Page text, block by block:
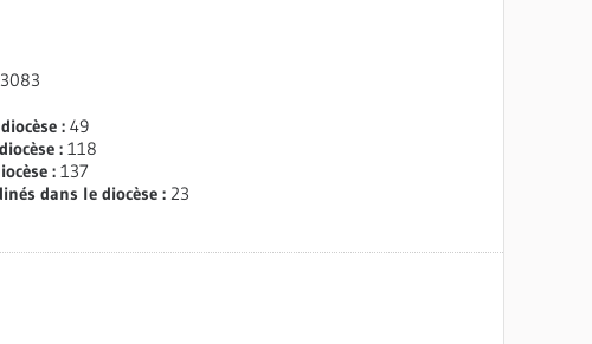
: 49
: 118
: 137
dans le diocèse : 23